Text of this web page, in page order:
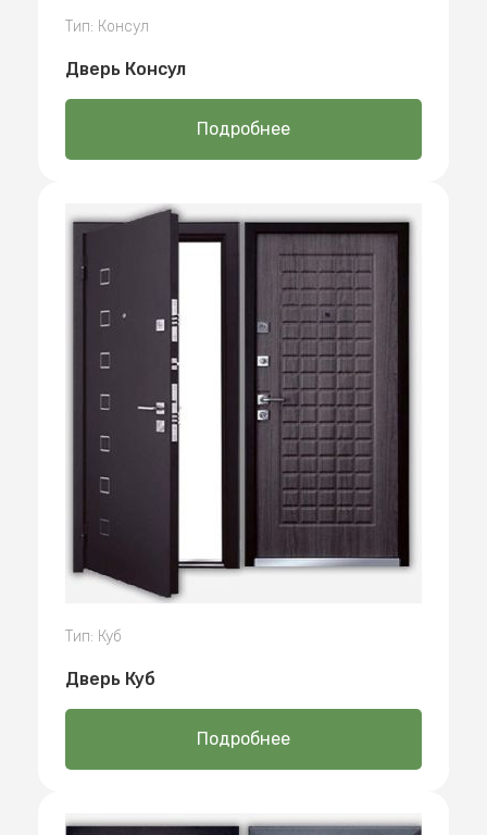
Тип: Консул
Дверь Консул
Подробнее
Тип: Куб
Дверь Куб
Подробнее